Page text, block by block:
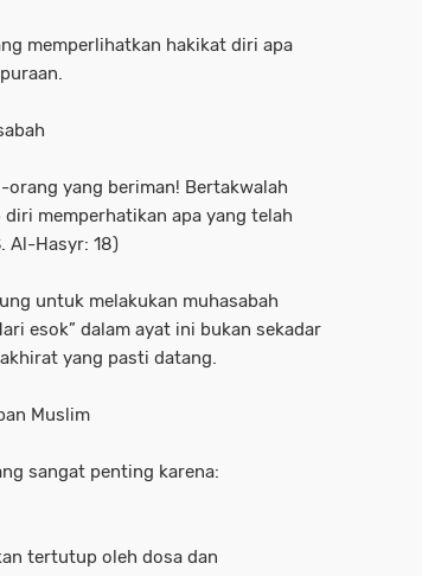
memperlihatkan hakikat diri apa
orang yang beriman! Bertakwalah
memperhatikan apa yang telah
Al-Hasyr: 18)
untuk melakukan muhasabah
esok” dalam ayat ini bukan sekadar
yang pasti datang.
Muslim
sangat penting karena:
tertutup oleh dosa dan